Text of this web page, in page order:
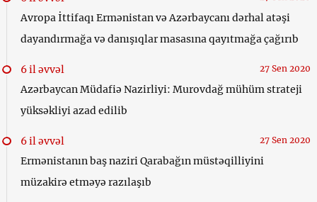
Avropa İttifaqı Ermənistan və Azərbaycanı dərhal atəşi
dayandırmağa və danışıqlar masasına qayıtmağa çağırıb
6 il əvvəl 27 Sen 2020
Azərbaycan Müdafiə Nazirliyi: Murovdağ mühüm strateji
yüksəkliyi azad edilib
6 il əvvəl 27 Sen 2020
Ermənistanın baş naziri Qarabağın müstəqilliyini
müzakirə etməyə razılaşıb